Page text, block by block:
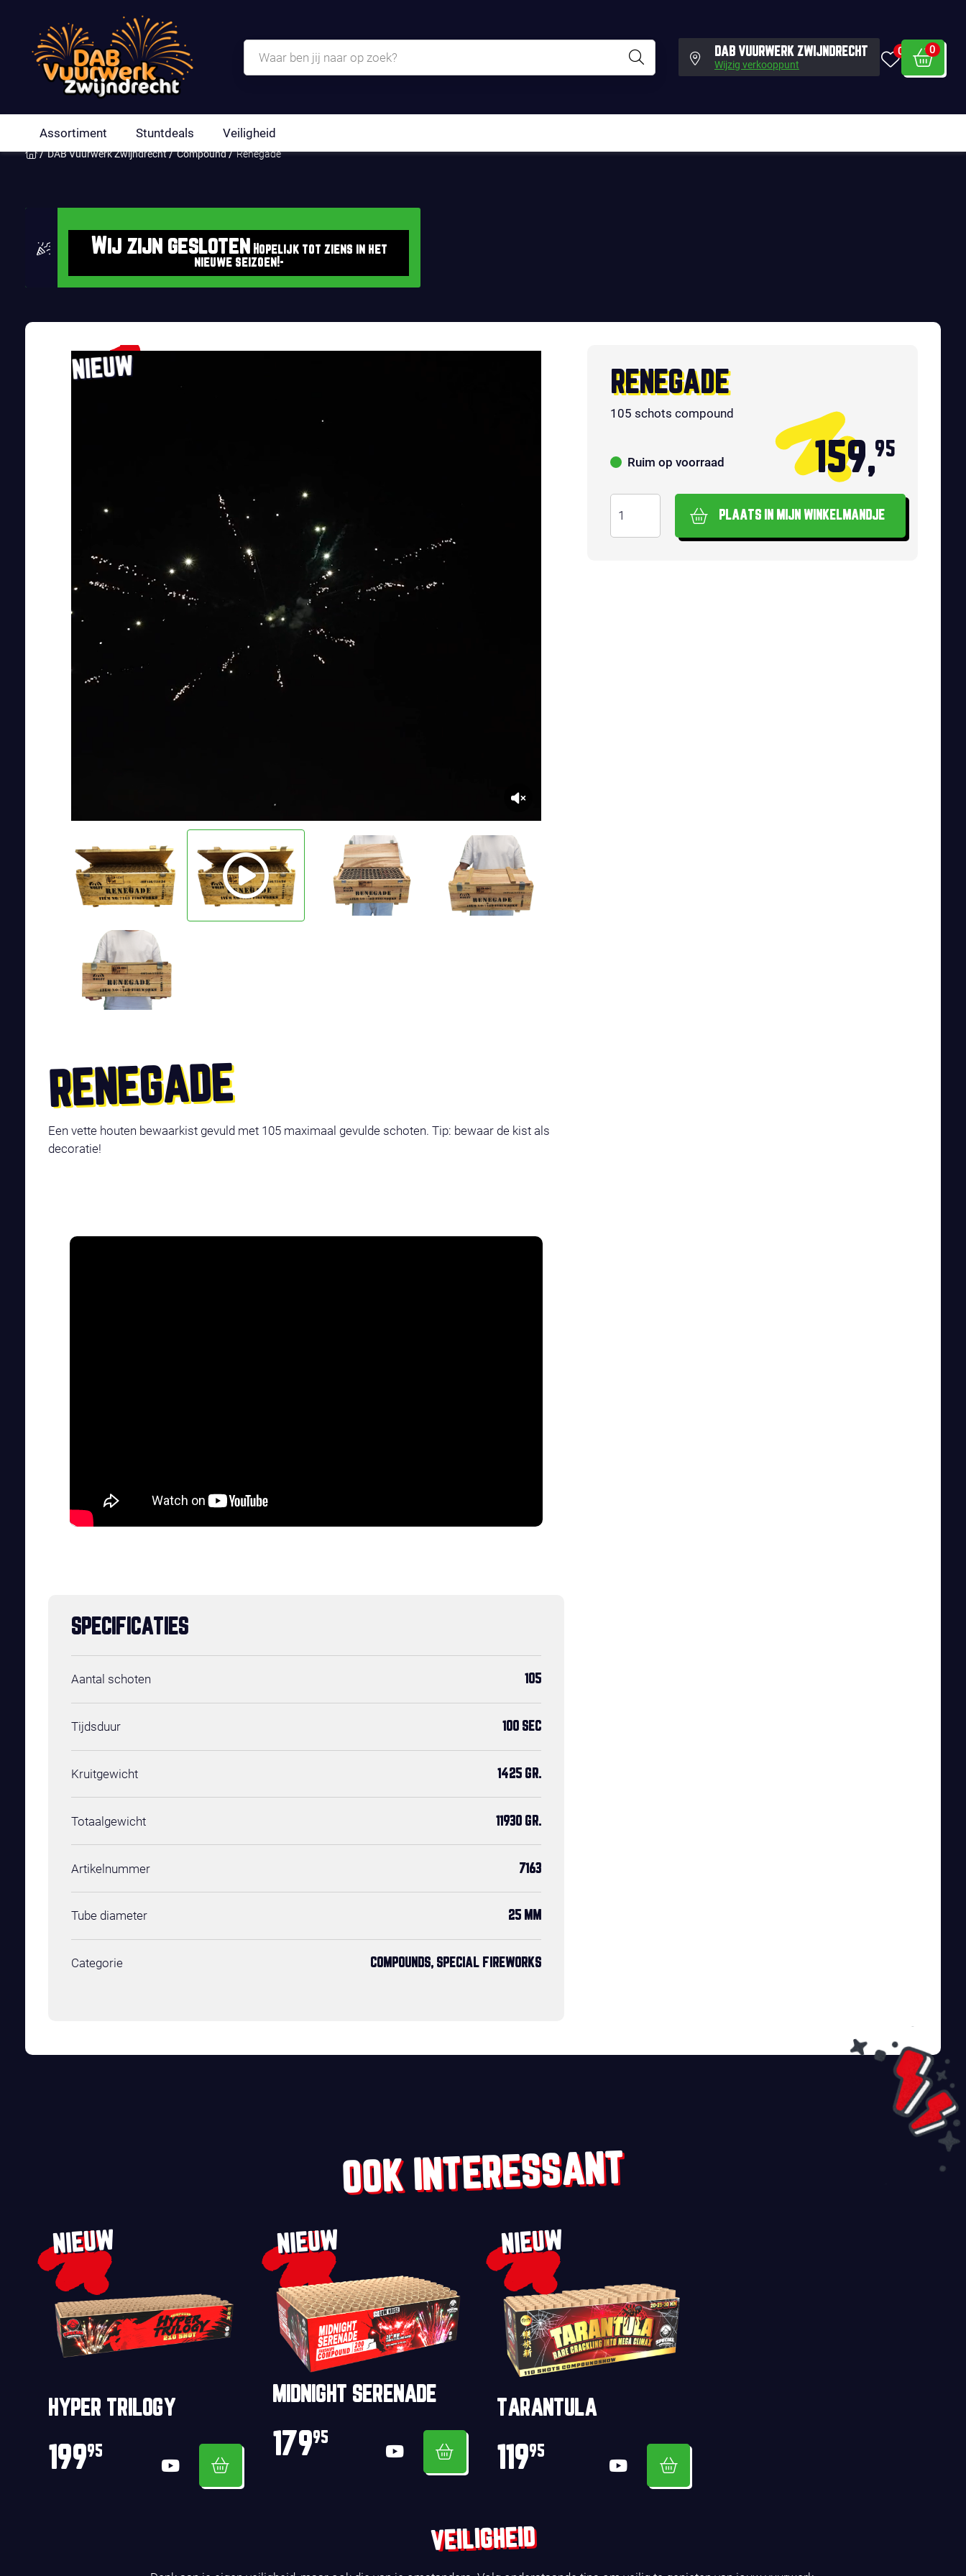
DAB VUURWERK ZWIJNDRECHT
Wijzig verkooppunt
0 0
Assortiment Stuntdeals Veiligheid
DAB Vuurwerk Zwijndrecht Compound Renegade
Wij zijn gesloten Hopelijk tot ziens in het
nieuwe seizoen!-
NIEUW
RENEGADE
Een vette houten bewaarkist gevuld met 105 maximaal gevulde schoten. Tip: bewaar de kist als
decoratie!
RENEGADE
105 schots compound
Ruim op voorraad 159,95
PLAATS IN MIJN WINKELMANDJE
SPECIFICATIES
Aantal schoten 105
Tijdsduur 100 SEC
Kruitgewicht 1425 GR.
Totaalgewicht 11930 GR.
Artikelnummer 7163
Tube diameter 25 MM
Categorie COMPOUNDS, SPECIAL FIREWORKS
OOK INTERESSANT
NIEUW
HYPER TRILOGY
19995
NIEUW
MIDNIGHT SERENADE
17995
NIEUW
TARANTULA
11995
VEILIGHEID